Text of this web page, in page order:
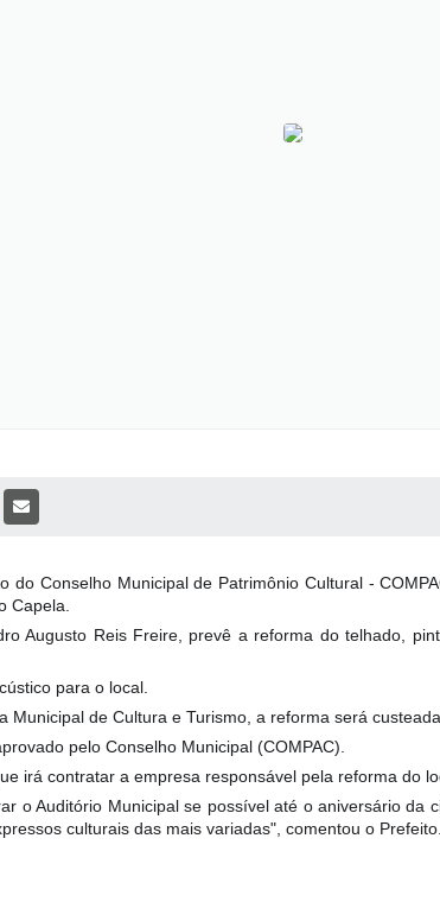
MÍDIAS
do Conselho Municipal de Patrimônio Cultural -
Capela.
Augusto Reis Freire, prevê a reforma do telhado,
para o local.
Municipal de Cultura e Turismo, a reforma será
pelo Conselho Municipal (COMPAC).
irá contratar a empresa responsável pela reforma do
o Auditório Municipal se possível até o aniversário
culturais das mais variadas", comentou o Prefeito.